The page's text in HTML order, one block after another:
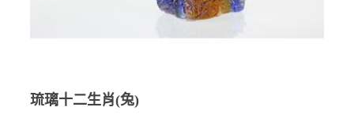
琉璃十二生肖(兔)